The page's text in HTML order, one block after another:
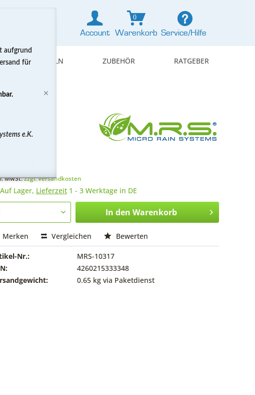
Service/Hilfe
Account
0
Warenkorb
MESSEN & REGELN ZUBEHÖR RATGEBER
MwSt.zzgl. Versandkosten
Auf Lager, Lieferzeit 1 - 3 Werktage in DE
In den Warenkorb
Merken Vergleichen Bewerten
Nr.:
MRS-10317
4260215333348
0.65 kg via Paketdienst
aufgrund
für
e.K.